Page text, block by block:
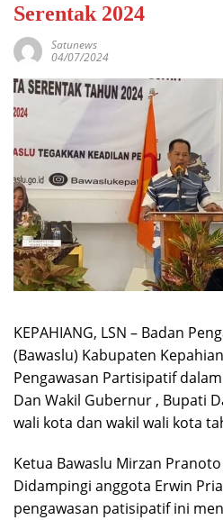
Serentak 2024
Satunews
04/07/2024
KEPAHIANG, LSN – Badan
(Bawaslu) Kabupaten
Pengawasan Partisipatif
Dan Wakil Gubernur , Bupati
wali kota dan wakil wali kota
Ketua Bawaslu Mirzan Pranoto
Didampingi anggota Erwin
pengawasan patisipatif ini